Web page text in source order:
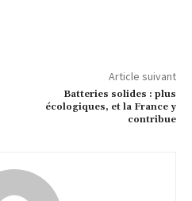
Article suivant
Batteries solides : plus
écologiques, et la France y
contribue